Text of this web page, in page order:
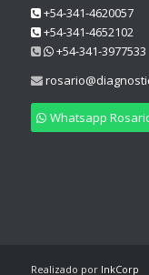
+54-341-4620057
+54-341-4652102
+54-341-3977533
Whatsapp
Realizado por InkCorp